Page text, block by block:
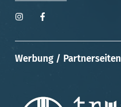
Werbung / Partnerseiten